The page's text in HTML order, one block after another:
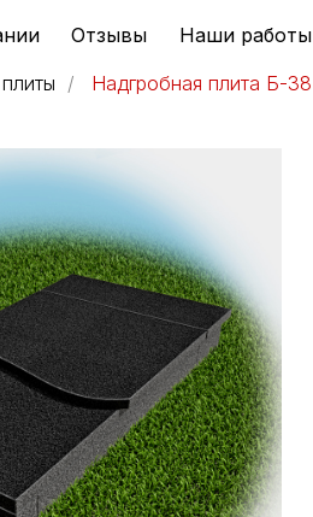
Отзывы Наши работы
/ Надгробная плита Б-38